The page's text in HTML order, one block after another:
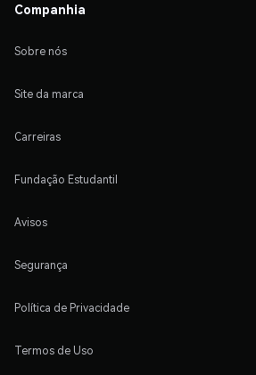
Companhia
Sobre nós
Site da marca
Carreiras
Fundação Estudantil
Avisos
Segurança
Política de Privacidade
Termos de Uso